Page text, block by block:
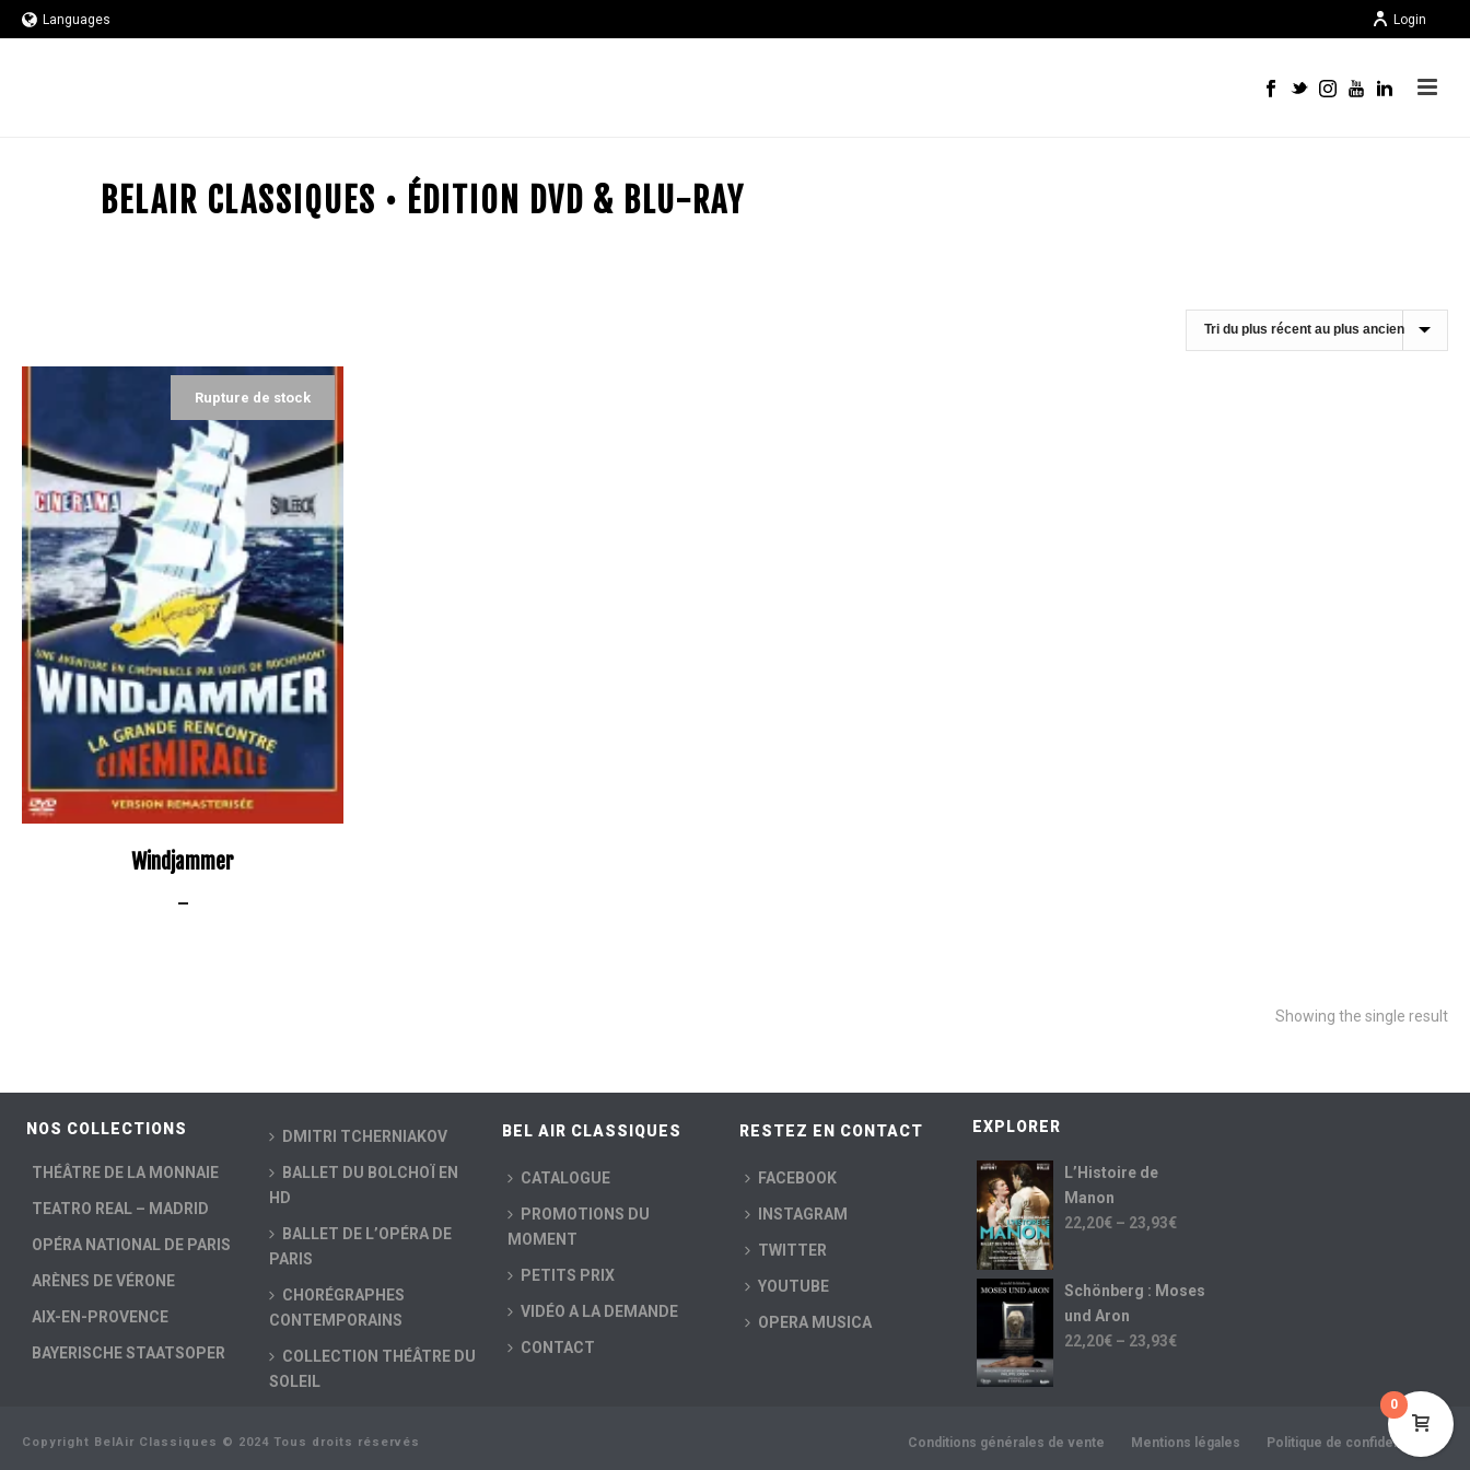
Languages Login
BELAIR CLASSIQUES • ÉDITION DVD & BLU-RAY
Windjammer
Rupture de stock
–
Showing the single result
NOS COLLECTIONS
THÉÂTRE DE LA MONNAIE
TEATRO REAL – MADRID
OPÉRA NATIONAL DE PARIS
ARÈNES DE VÉRONE
AIX-EN-PROVENCE
BAYERISCHE STAATSOPER
DMITRI TCHERNIAKOV
BALLET DU BOLCHOÏ EN
HD
BALLET DE L’OPÉRA DE
PARIS
CHORÉGRAPHES
CONTEMPORAINS
COLLECTION THÉÂTRE DU
SOLEIL
BEL AIR CLASSIQUES
CATALOGUE
PROMOTIONS DU
MOMENT
PETITS PRIX
VIDÉO A LA DEMANDE
CONTACT
RESTEZ EN CONTACT
FACEBOOK
INSTAGRAM
TWITTER
YOUTUBE
OPERA MUSICA
EXPLORER
L’Histoire de
Manon
22,20€ – 23,93€
Schönberg : Moses
und Aron
22,20€ – 23,93€
Copyright BelAir Classiques © 2024 Tous droits réservés Conditions générales de vente Mentions légales Politique de confidentialité
0